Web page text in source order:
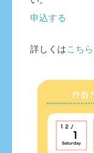
申込する
詳しくはこちら